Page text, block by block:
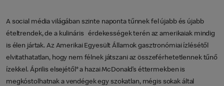
A social média világában szinte naponta tűnnek fel újabb és újabb
ételtrendek, de a kulináris érdekességek terén az amerikaiak mindig
is élen jártak. Az Amerikai Egyesült Államok gasztronómiai ízlésétől
elvitathatatlan, hogy nem félnek játszani az összeférhetetlennek tűnő
ízekkel. Április elsejétől* a hazai McDonald’s éttermekben is
megkóstolhatnak a vendégek egy szokatlan, mégis sokak által